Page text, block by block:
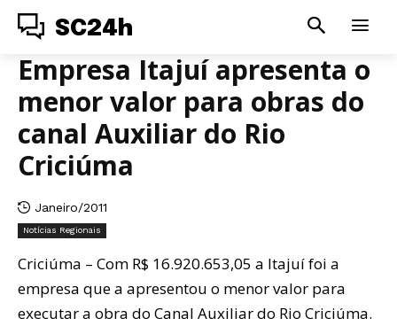
SC24h
Empresa Itajuí apresenta o
menor valor para obras do
canal Auxiliar do Rio
Criciúma
Janeiro/2011
Notícias Regionais
Criciúma – Com R$ 16.920.653,05 a Itajuí foi a
empresa que a apresentou o menor valor para
executar a obra do Canal Auxiliar do Rio Criciúma.